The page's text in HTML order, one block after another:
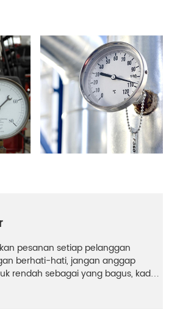
pesanan setiap pelanggan
berhati-hati, jangan anggap
rendah sebagai yang bagus, kadar